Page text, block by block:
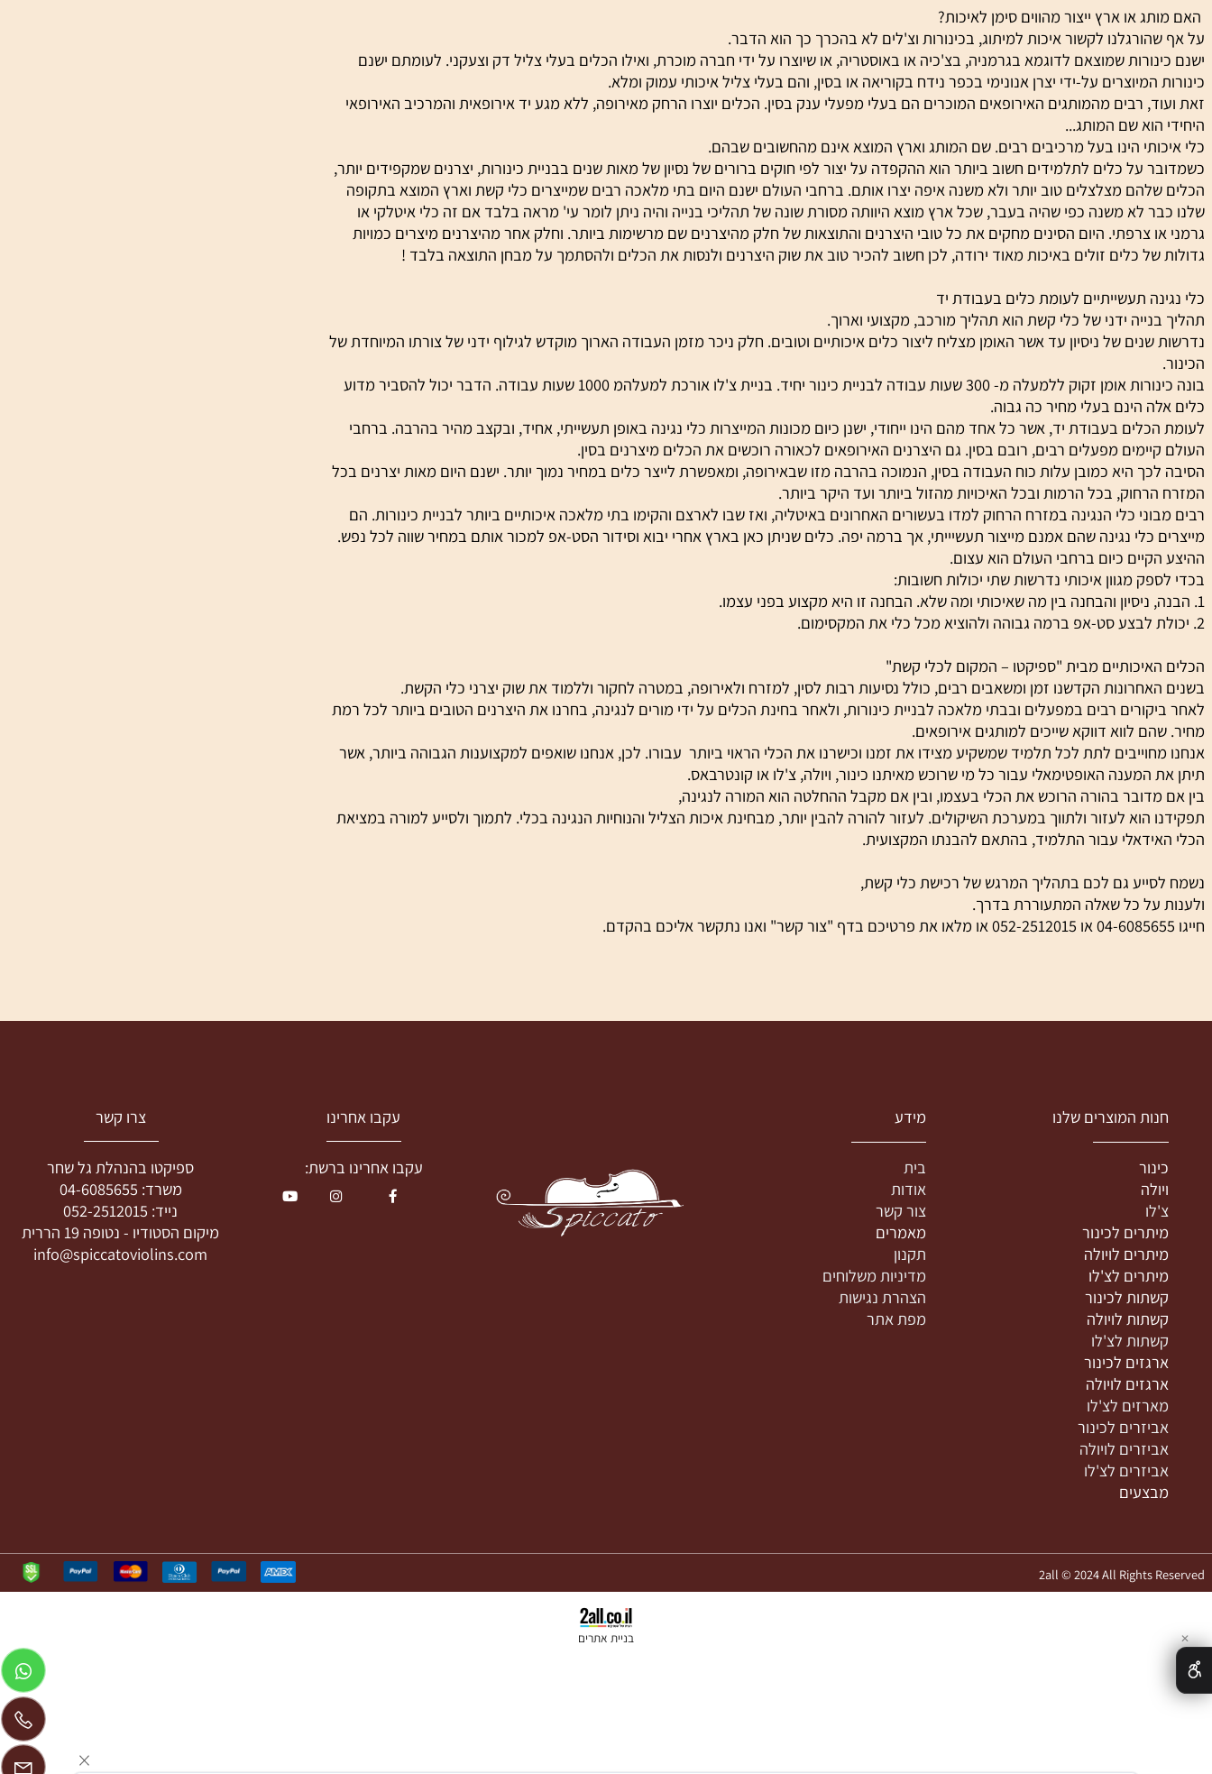
עם כלי כזה לבונה כינורות מנוסה שיסדר את הכלי, הסידור עולה פעמים רבות יותר מערך הכלי...
או ארץ ייצור מהווים סימן לאיכות?
לקשור איכות למיתוג, בכינורות וצ'לים לא בהכרך כך הוא הדבר.
שמוצאם לדוגמא בגרמניה, בצ'כיה או באוסטריה, או שיוצרו על ידי חברה מוכרת, ואילו הכלים בעלי צליל דק וצעקני. לעומתם ישנם
המיוצרים על-ידי יצרן אנונימי בכפר נידח בקוריאה או בסין, והם בעלי צליל איכותי עמוק ומלא.
רבים מהמותגים האירופאים המוכרים הם בעלי מפעלי ענק בסין. הכלים יוצרו הרחק מאירופה, ללא מגע יד אירופאית והמרכיב האירופאי
הוא שם המותג...
הינו בעל מרכיבים רבים. שם המותג וארץ המוצא אינם מהחשובים שבהם.
על כלים לתלמידים חשוב ביותר הוא ההקפדה על יצור לפי חוקים ברורים של נסיון של מאות שנים בבניית כינורות, יצרנים שמקפידים יותר,
מצלצלים טוב יותר ולא משנה איפה יצרו אותם. ברחבי העולם ישנם היום בתי מלאכה רבים שמייצרים כלי קשת וארץ המוצא בתקופה
לא משנה כפי שהיה בעבר, שכל ארץ מוצא היוותה מסורת שונה של תהליכי בנייה והיה ניתן לומר עי' מראה בלבד אם זה כלי איטלקי או
צרפתי. היום הסינים מחקים את כל טובי היצרנים והתוצאות של חלק מהיצרנים שם מרשימות ביותר. וחלק אחר מהיצרנים מיצרים כמויות
של כלים זולים באיכות מאוד ירודה, לכן חשוב להכיר טוב את שוק היצרנים ולנסות את הכלים ולהסתמך על מבחן התוצאה בלבד !
תעשייתיים לעומת כלים בעבודת יד
ידני של כלי קשת הוא תהליך מורכב, מקצועי וארוך.
שנים של ניסיון עד אשר האומן מצליח ליצור כלים איכותיים וטובים. חלק ניכר מזמן העבודה הארוך מוקדש לגילוף ידני של צורתו המיוחדת של
בונה כינורות אומן זקוק ללמעלה מ- 300 שעות עבודה לבניית כינור יחיד. בניית צ'לו אורכת למעלהמ 1000 שעות עבודה. הדבר יכול להסביר מדוע
הינם בעלי מחיר כה גבוה.
בעבודת יד, אשר כל אחד מהם הינו ייחודי, ישנן כיום מכונות המייצרות כלי נגינה באופן תעשייתי, אחיד, ובקצב מהיר בהרבה. ברחבי
מפעלים רבים, רובם בסין. גם היצרנים האירופאים לכאורה רוכשים את הכלים מיצרנים בסין.
היא כמובן עלות כוח העבודה בסין, הנמוכה בהרבה מזו שבאירופה, ומאפשרת לייצר כלים במחיר נמוך יותר. ישנם היום מאות יצרנים בכל
בכל הרמות ובכל האיכויות מהזול ביותר ועד היקר ביותר.
כלי הנגינה במזרח הרחוק למדו בעשורים האחרונים באיטליה, ואז שבו לארצם והקימו בתי מלאכה איכותיים ביותר לבניית כינורות. הם
כלי נגינה שהם אמנם מייצור תעשיייתי, אך ברמה יפה. כלים שניתן כאן בארץ אחרי יבוא וסידור הסט-אפ למכור אותם במחיר שווה לכל נפש.
כיום ברחבי העולם הוא עצום.
מבית "ספיקטו – המקום לכלי קשת"
הקדשנו זמן ומשאבים רבים, כולל נסיעות רבות לסין, למזרח ולאירופה, במטרה לחקור וללמוד את שוק יצרני כלי הקשת.
רבים במפעלים ובבתי מלאכה לבניית כינורות, ולאחר בחינת הכלים על ידי מורים לנגינה, בחרנו את היצרנים הטובים ביותר לכל רמת
לווא דווקא שייכים למותגים אירופאים.
לתת לכל תלמיד שמשקיע מצידו את זמנו וכישרנו את הכלי הראוי ביותר עבורו. לכן, אנחנו שואפים למקצוענות הגבוהה ביותר, אשר
המענה האופטימאלי עבור כל מי שרוכש מאיתנו כינור, ויולה, צ'לו או קונטרבאס.
בהורה הרוכש את הכלי בעצמו, ובין אם מקבל ההחלטה הוא המורה לנגינה,
הוא לעזור ולתווך במערכת השיקולים. לעזור להורה להבין יותר, מבחינת איכות הצליל והנוחיות הנגינה בכלי. לתמוך ולסייע למורה במציאת
עבור התלמיד, בהתאם להבנתו המקצועית.
המוצרים שלנו
לכינור
לויולה
לצ'לו
לכינור
לויולה
לצ'לו
לכינור
לויולה
לויולה
לצ'לו
צור קשר
מאמרים
עקבו אחרינו צרו קשר
ספיקטו בהנהלת גל שחר
2all © 2024 All Rights